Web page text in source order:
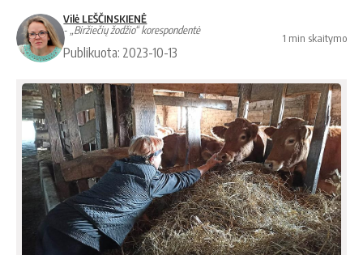
Vilė LEŠČINSKIENĖ
- „Biržiečių žodžio“ korespondentė
Publikuota: 2023-10-13
1 min skaitymo